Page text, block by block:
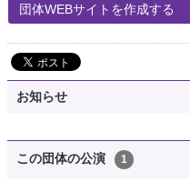
団体WEBサイトを作成する
お知らせ
この団体の公演 1